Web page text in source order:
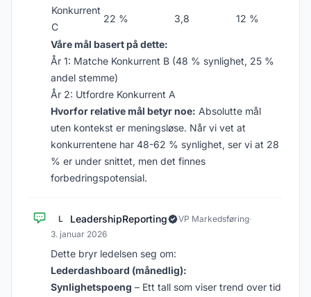
Konkurrent
C
22 % 3,8 12 %
Våre mål basert på dette:
År 1: Matche Konkurrent B (48 % synlighet, 25 %
andel stemme)
År 2: Utfordre Konkurrent A
Hvorfor relative mål betyr noe: Absolutte mål
uten kontekst er meningsløse. Når vi vet at
konkurrentene har 48-62 % synlighet, ser vi at 28
% er under snittet, men det finnes
forbedringspotensial.
L LeadershipReporting VP Markedsføring·
3. januar 2026
Dette bryr ledelsen seg om:
Lederdashboard (månedlig):
Synlighetspoeng – Ett tall som viser trend over tid